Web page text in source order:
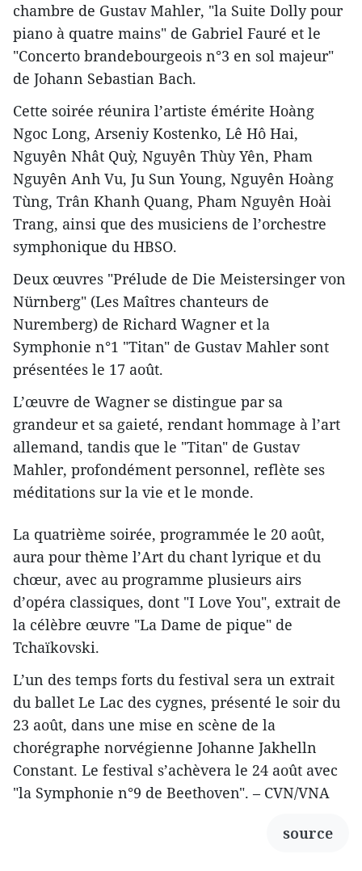
chambre de Gustav Mahler, "la Suite Dolly pour
piano à quatre mains" de Gabriel Fauré et le
"Concerto brandebourgeois n°3 en sol majeur"
de Johann Sebastian Bach.
Cette soirée réunira l’artiste émérite Hoàng
Ngoc Long, Arseniy Kostenko, Lê Hô Hai,
Nguyên Nhât Quỳ, Nguyên Thùy Yên, Pham
Nguyên Anh Vu, Ju Sun Young, Nguyên Hoàng
Tùng, Trân Khanh Quang, Pham Nguyên Hoài
Trang, ainsi que des musiciens de l’orchestre
symphonique du HBSO.
Deux œuvres "Prélude de Die Meistersinger von
Nürnberg" (Les Maîtres chanteurs de
Nuremberg) de Richard Wagner et la
Symphonie n°1 "Titan" de Gustav Mahler sont
présentées le 17 août.
L’œuvre de Wagner se distingue par sa
grandeur et sa gaieté, rendant hommage à l’art
allemand, tandis que le "Titan" de Gustav
Mahler, profondément personnel, reflète ses
méditations sur la vie et le monde.
La quatrième soirée, programmée le 20 août,
aura pour thème l’Art du chant lyrique et du
chœur, avec au programme plusieurs airs
d’opéra classiques, dont "I Love You", extrait de
la célèbre œuvre "La Dame de pique" de
Tchaïkovski.
L’un des temps forts du festival sera un extrait
du ballet Le Lac des cygnes, présenté le soir du
23 août, dans une mise en scène de la
chorégraphe norvégienne Johanne Jakhelln
Constant. Le festival s’achèvera le 24 août avec
"la Symphonie n°9 de Beethoven". – CVN/VNA
source